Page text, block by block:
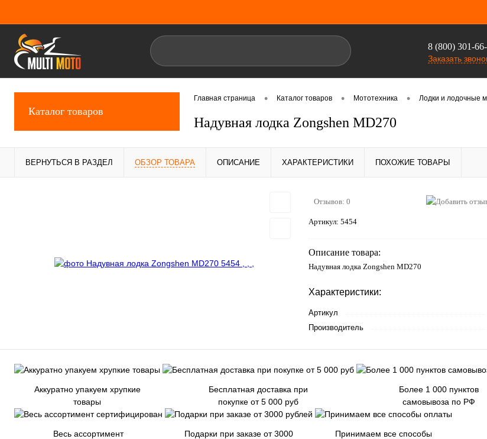
8 (800) 301-
Заказать
Каталог товаров
Главная страница • Каталог товаров • Мототехника • Лодки и лодочные
Надувная лодка Zongshen MD270
ВЕРНУТЬСЯ В РАЗДЕЛ ОБЗОР ТОВАРА ОПИСАНИЕ ХАРАКТЕРИСТИКИ ПОХОЖИЕ ТОВАРЫ
Отзывов: 0
Артикул: 5454
Описание товара:
Надувная лодка Zongshen MD270
Характеристики:
Артикул
Производитель
Аккуратно упакуем хрупкие
товары
Бесплатная доставка при
покупке от 5 000 руб
Более 1 000 пунктов
самовывоза по РФ
Весь ассортимент
Подарки при заказе от 3000
Принимаем все способы